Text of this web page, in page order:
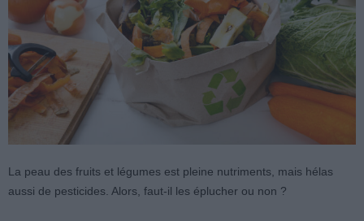
La peau des fruits et légumes est pleine nutriments, mais hélas
aussi de pesticides. Alors, faut-il les éplucher ou non ?